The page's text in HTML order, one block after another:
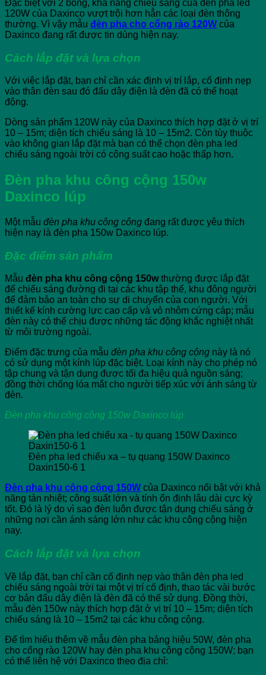
Đặc biệt với 2 bóng, khả năng chiếu sáng của đèn pha led
120W của Daxinco vượt trội hơn hẳn các loại đèn thông
thường. Vì vậy mẫu đèn pha cho cổng rào 120W của
Daxinco đang rất được tin dùng hiện nay.
Cách lắp đặt và lựa chọn
Với việc lắp đặt, bạn chỉ cần xác định vị trí lắp, cố định nẹp
vào thân đèn sau đó đấu dây điện là đèn đã có thể hoạt
động.
Dòng sản phẩm 120W này của Daxinco thích hợp đặt ở vị trí
10 – 15m; diện tích chiếu sáng là 10 – 15m2. Còn tùy thuộc
vào không gian lắp đặt mà bạn có thể chọn đèn pha led
chiếu sáng ngoài trời có công suất cao hoặc thấp hơn.
Đèn pha khu công cộng 150w
Daxinco lúp
Một mẫu đèn pha khu công công đang rất được yêu thích
hiện nay là đèn pha 150w Daxinco lúp.
Đặc điểm sản phẩm
Mẫu đèn pha khu công cộng 150wthường được lắp đặt
để chiếu sáng đường đi tại các khu tập thể, khu đông người
để đảm bảo an toàn cho sự di chuyển của con người. Với
thiết kế kính cường lực cao cấp và vỏ nhôm cứng cáp; mẫu
đèn này có thể chịu được những tác động khắc nghiệt nhất
từ môi trường ngoài.
Điểm đặc trưng của mẫu đèn pha khu công cộng này là nó
có sử dụng một kính lúp đặc biệt. Loại kính này cho phép nó
tập chung và tận dụng được tối đa hiệu quả nguồn sáng;
đồng thời chống lóa mắt cho người tiếp xúc với ánh sáng từ
đèn.
Đèn pha khu công cộng 150w Daxinco lúp
Đèn pha led chiếu xa – tụ quang 150W Daxinco
Daxin150-6 1
Đèn pha khu công cộng 150W của Daxinco nổi bật với khả
năng tản nhiệt; công suất lớn và tính ổn định lâu dài cực kỳ
tốt. Đó là lý do vì sao đèn luôn được tận dụng chiếu sáng ở
những nơi cần ánh sáng lớn như các khu công cộng hiện
nay.
Cách lắp đặt và lựa chọn
Về lắp đặt, bạn chỉ cần cố định nẹp vào thân đèn pha led
chiếu sáng ngoài trời tại một vị trí cố định, thao tác vài bước
cơ bản đấu dây điện là đèn đã có thể sử dụng. Đồng thời,
mẫu đèn 150w này thích hợp đặt ở vị trí 10 – 15m; diện tích
chiếu sáng là 10 – 15m2 tại các khu công cộng.
Để tìm hiểu thêm về mẫu đèn pha bảng hiệu 50W, đèn pha
cho cổng rào 120W hay đèn pha khu công cộng 150W; bạn
có thể liên hệ với Daxinco theo địa chỉ: